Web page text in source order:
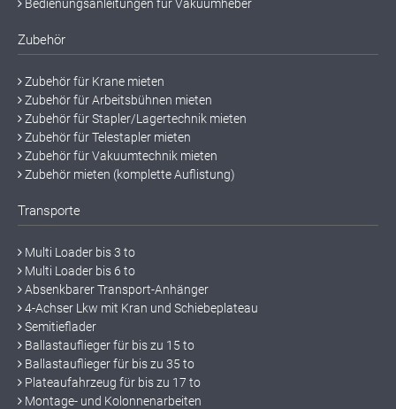
Bedienungsanleitungen für Vakuumheber
Zubehör
Zubehör für Krane mieten
Zubehör für Arbeitsbühnen mieten
Zubehör für Stapler/Lagertechnik mieten
Zubehör für Telestapler mieten
Zubehör für Vakuumtechnik mieten
Zubehör mieten (komplette Auflistung)
Transporte
Multi Loader bis 3 to
Multi Loader bis 6 to
Absenkbarer Transport-Anhänger
4-Achser Lkw mit Kran und Schiebeplateau
Semitieflader
Ballastauflieger für bis zu 15 to
Ballastauflieger für bis zu 35 to
Plateaufahrzeug für bis zu 17 to
Montage- und Kolonnenarbeiten